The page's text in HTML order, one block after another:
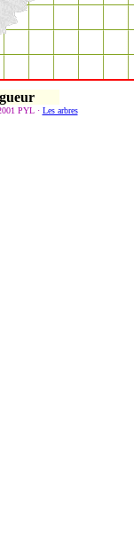
PYL · Les arbres